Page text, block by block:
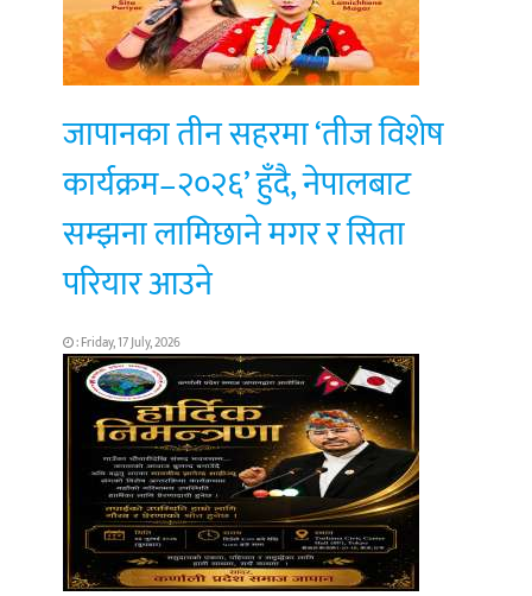
जापानका तीन सहरमा ‘तीज विशेष
कार्यक्रम–२०२६’ हुँदै, नेपालबाट
सम्झना लामिछाने मगर र सिता
परियार आउने
: Friday, 17 July, 2026